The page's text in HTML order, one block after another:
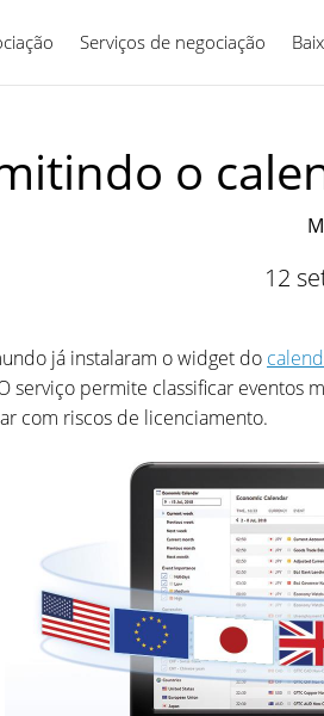
Serviços de negociação
o
12
já instalaram o widget do
serviço permite classificar
com riscos de licenciamento.